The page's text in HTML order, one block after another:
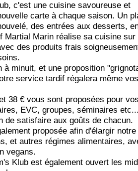
c'est une cuisine savoureuse et
carte à chaque saison. Un
des entrées aux desserts,
Martial Marin réalise sa cuisine sur
des produits frais
à minuit, et une proposition
service tardif régalera même
38 € vous sont proposées pour
EVC, groupes, séminaires
de satisfaire aux goûts de chacun.
proposée afin d'élargir
et autres régimes alimentaires,
vegans.
Klub est également ouvert les